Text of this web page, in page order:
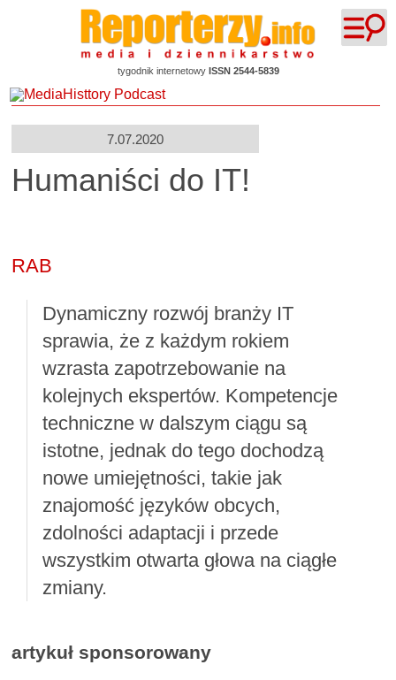
tygodnik internetowy ISSN 2544-5839
7.07.2020
Humaniści do IT!
RAB
Dynamiczny rozwój branży IT
sprawia, że z każdym rokiem
wzrasta zapotrzebowanie na
kolejnych ekspertów. Kompetencje
techniczne w dalszym ciągu są
istotne, jednak do tego dochodzą
nowe umiejętności, takie jak
znajomość języków obcych,
zdolności adaptacji i przede
wszystkim otwarta głowa na ciągłe
zmiany.
artykuł sponsorowany